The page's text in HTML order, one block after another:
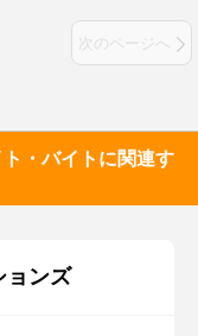
次のページへ
ト・バイトに関連す
ョンズ